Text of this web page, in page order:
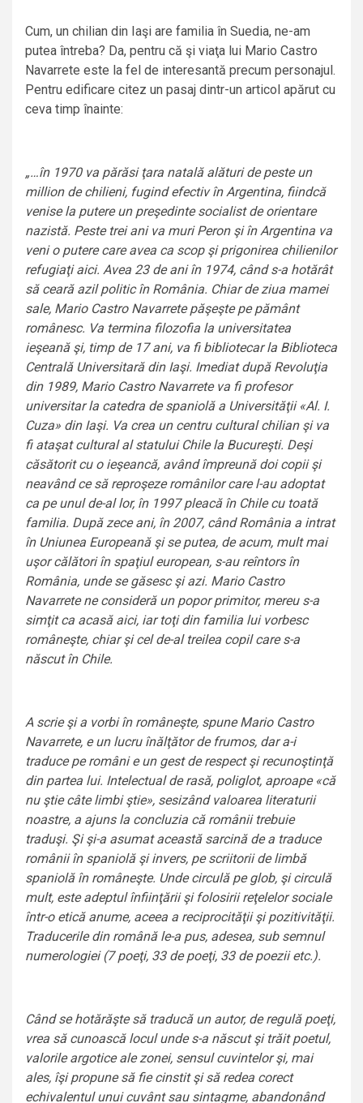
Cum, un chilian din Iaşi are familia în Suedia, ne-am
putea întreba? Da, pentru că şi viaţa lui Mario Castro
Navarrete este la fel de interesantă precum personajul.
Pentru edificare citez un pasaj dintr-un articol apărut cu
ceva timp înainte:
„…în 1970 va părăsi ţara natală alături de peste un
million de chilieni, fugind efectiv în Argentina, fiindcă
venise la putere un preşedinte socialist de orientare
nazistă. Peste trei ani va muri Peron şi în Argentina va
veni o putere care avea ca scop şi prigonirea chilienilor
refugiaţi aici. Avea 23 de ani în 1974, când s-a hotărât
să ceară azil politic în România. Chiar de ziua mamei
sale, Mario Castro Navarrete păşeşte pe pământ
românesc. Va termina filozofia la universitatea
ieşeană şi, timp de 17 ani, va fi bibliotecar la Biblioteca
Centrală Universitară din Iaşi. Imediat după Revoluţia
din 1989, Mario Castro Navarrete va fi profesor
universitar la catedra de spaniolă a Universităţii «Al. I.
Cuza» din Iaşi. Va crea un centru cultural chilian şi va
fi ataşat cultural al statului Chile la Bucureşti. Deşi
căsătorit cu o ieşeancă, având împreună doi copii şi
neavând ce să reproşeze românilor care l-au adoptat
ca pe unul de-al lor, în 1997 pleacă în Chile cu toată
familia. După zece ani, în 2007, când România a intrat
în Uniunea Europeană şi se putea, de acum, mult mai
uşor călători în spaţiul european, s-au reîntors în
România, unde se găsesc şi azi. Mario Castro
Navarrete ne consideră un popor primitor, mereu s-a
simţit ca acasă aici, iar toţi din familia lui vorbesc
româneşte, chiar şi cel de-al treilea copil care s-a
născut în Chile.
A scrie şi a vorbi în româneşte, spune Mario Castro
Navarrete, e un lucru înălţător de frumos, dar a-i
traduce pe români e un gest de respect şi recunoştinţă
din partea lui. Intelectual de rasă, poliglot, aproape «că
nu ştie câte limbi ştie», sesizând valoarea literaturii
noastre, a ajuns la concluzia că românii trebuie
traduşi. Şi şi-a asumat această sarcină de a traduce
românii în spaniolă şi invers, pe scriitorii de limbă
spaniolă în româneşte. Unde circulă pe glob, şi circulă
mult, este adeptul înfiinţării şi folosirii reţelelor sociale
într-o etică anume, aceea a reciprocităţii şi pozitivităţii.
Traducerile din română le-a pus, adesea, sub semnul
numerologiei (7 poeţi, 33 de poeţi, 33 de poezii etc.).
Când se hotărăşte să traducă un autor, de regulă poeţi,
vrea să cunoască locul unde s-a născut şi trăit poetul,
valorile argotice ale zonei, sensul cuvintelor şi, mai
ales, îşi propune să fie cinstit şi să redea corect
echivalentul unui cuvânt sau sintagme, abandonând